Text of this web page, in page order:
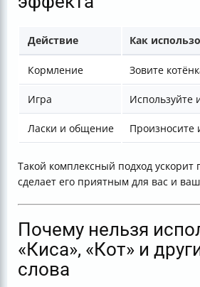
Действие Как
Кормление Зовите
Игра Используйте
Ласки и общение Произносите
Такой комплексный подход ускорит
сделает его приятным для вас и
Почему нельзя
«Киса», «Кот» и
слова